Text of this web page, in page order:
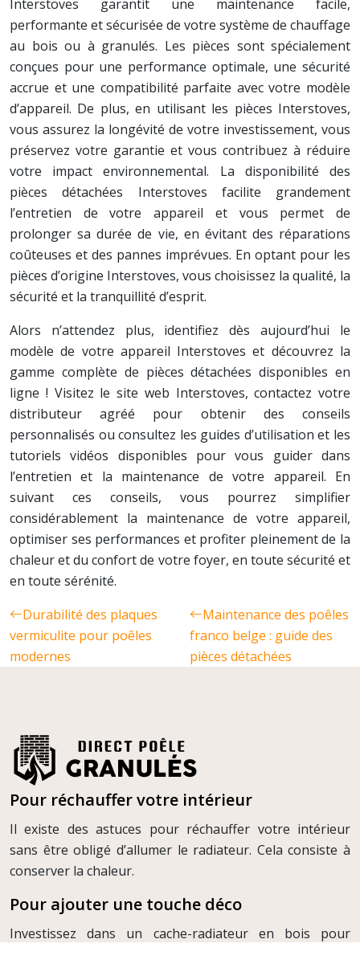
Interstoves garantit une maintenance facile,
performante et sécurisée de votre système de chauffage
au bois ou à granulés. Les pièces sont spécialement
conçues pour une performance optimale, une sécurité
accrue et une compatibilité parfaite avec votre modèle
d’appareil. De plus, en utilisant les pièces Interstoves,
vous assurez la longévité de votre investissement, vous
préservez votre garantie et vous contribuez à réduire
votre impact environnemental. La disponibilité des
pièces détachées Interstoves facilite grandement
l’entretien de votre appareil et vous permet de
prolonger sa durée de vie, en évitant des réparations
coûteuses et des pannes imprévues. En optant pour les
pièces d’origine Interstoves, vous choisissez la qualité, la
sécurité et la tranquillité d’esprit.
Alors n’attendez plus, identifiez dès aujourd’hui le
modèle de votre appareil Interstoves et découvrez la
gamme complète de pièces détachées disponibles en
ligne ! Visitez le site web Interstoves, contactez votre
distributeur agréé pour obtenir des conseils
personnalisés ou consultez les guides d’utilisation et les
tutoriels vidéos disponibles pour vous guider dans
l’entretien et la maintenance de votre appareil. En
suivant ces conseils, vous pourrez simplifier
considérablement la maintenance de votre appareil,
optimiser ses performances et profiter pleinement de la
chaleur et du confort de votre foyer, en toute sécurité et
en toute sérénité.
Durabilité des plaques
vermiculite pour poêles
modernes
Maintenance des poêles
franco belge : guide des
pièces détachées
Pour réchauffer votre intérieur
Il existe des astuces pour réchauffer votre intérieur
sans être obligé d’allumer le radiateur. Cela consiste à
conserver la chaleur.
Pour ajouter une touche déco
Investissez dans un cache-radiateur en bois pour